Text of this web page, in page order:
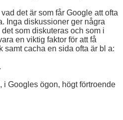
det är som får Google att ofta
Inga diskussioner ger några
som diskuteras och som i
en viktig faktor för att få
samt cacha en sida ofta är bl a:
i Googles ögon, högt förtroende